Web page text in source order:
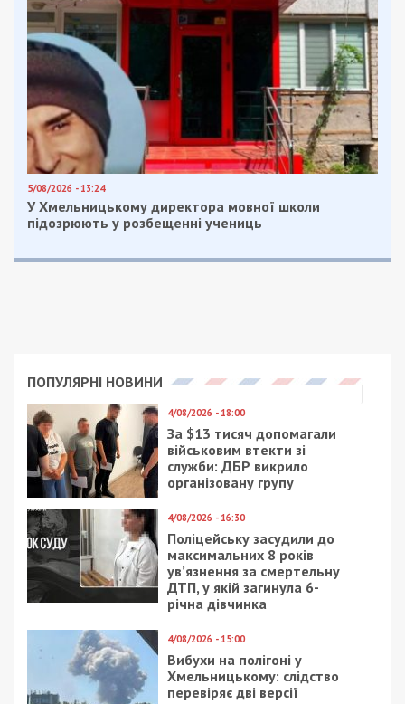
Бетон В30 М400 F150 W6 коштує 7 680
грн/куб. м, що на 150-200% вище
ринкових цін.
Арматурна сталь А-ІІІ діаметром 8 мм
врахована за ціною 63 298 грн/т, що
вдвічі перевищує ринкові пропозиції.
Цегла силікатна М150 оцінена в 22 грн/
шт, тоді як у Харкові її можна придбати
за 9-10 грн/шт.
За мінімальними підрахунками, переплата лише
Варто зазначити, що це вже друга спроба
замовити ремонт укриття цього ліцею. Перший
договір було розірвано через виявлені
аудиторами порушення.
Харківська компанія “Східбуд”, яка отримала
підряд, фігурувала у кримінальній справі щодо
розкрадання бюджетних коштів.
Нагадаємо, раніше ми повідомляли про те, що
шкільне укриття у селищі на Харківщині
побудують за 122 млн грн за завищеними цінами.
Facebook
Telegram
Twitter
WhatsApp
ViberEmail
Категории:Гроші,Суспільство| Метки:
ліцей
тендер, укриття